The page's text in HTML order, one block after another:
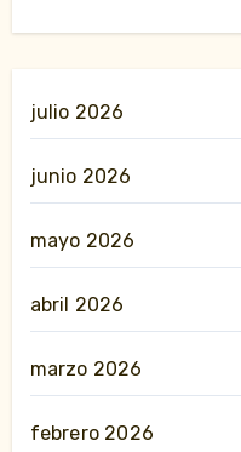
julio 2026
junio 2026
mayo 2026
abril 2026
marzo 2026
febrero 2026